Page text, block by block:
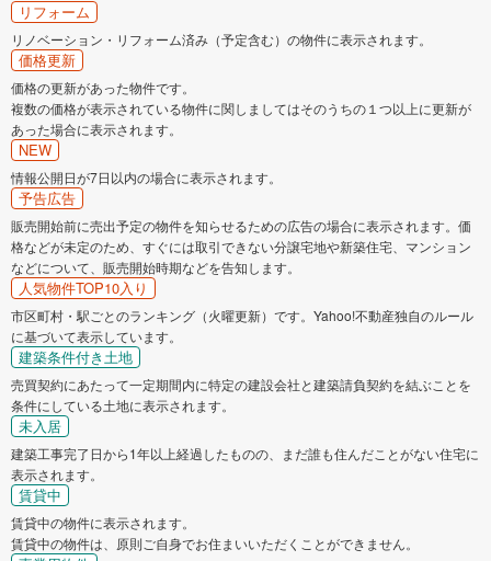
リフォーム
リノベーション・リフォーム済み（予定含む）の物件に表示されます。
価格更新
価格の更新があった物件です。
複数の価格が表示されている物件に関しましてはそのうちの１つ以上に更新が
あった場合に表示されます。
NEW
情報公開日が7日以内の場合に表示されます。
予告広告
販売開始前に売出予定の物件を知らせるための広告の場合に表示されます。価
格などが未定のため、すぐには取引できない分譲宅地や新築住宅、マンション
などについて、販売開始時期などを告知します。
人気物件TOP10入り
市区町村・駅ごとのランキング（火曜更新）です。Yahoo!不動産独自のルール
に基づいて表示しています。
建築条件付き土地
売買契約にあたって一定期間内に特定の建設会社と建築請負契約を結ぶことを
条件にしている土地に表示されます。
未入居
建築工事完了日から1年以上経過したものの、まだ誰も住んだことがない住宅に
表示されます。
賃貸中
賃貸中の物件に表示されます。
賃貸中の物件は、原則ご自身でお住まいいただくことができません。